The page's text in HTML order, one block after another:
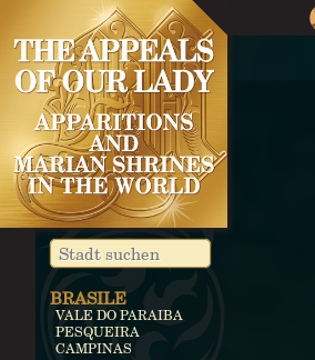
BRASILE
VALE DO PARAIBA
PESQUEIRA
CAMPINAS